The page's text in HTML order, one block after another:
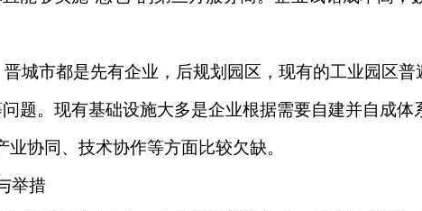
市都是先有企业，后规划园区，现有的工业园区普
题。现有基础设施大多是企业根据需要自建并自成体
协同、技术协作等方面比较欠缺。
举措